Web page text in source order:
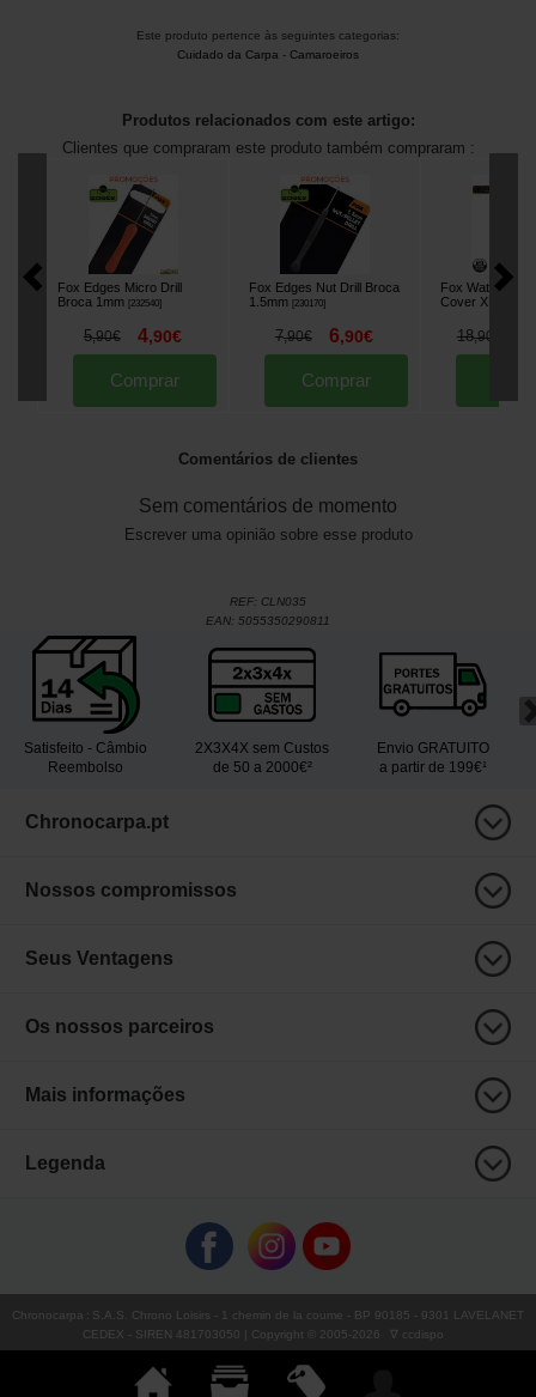
Este produto pertence às seguintes categorias:
Cuidado da Carpa - Camaroeiros
Produtos relacionados com este artigo:
Clientes que compraram este produto também compraram :
Fox Edges Micro Drill
Broca 1mm [232540]
5,90€ 4,90€
Comprar
Fox Edges Nut Drill Broca
1.5mm [230170]
7,90€ 6,90€
Comprar
Fox Waterproof
Cover XL
18,90
Comentários de clientes
Sem comentários de momento
Escrever uma opinião sobre esse produto
REF: CLN035
EAN: 5055350290811
Satisfeito - Câmbio
Reembolso
2X3X4X sem Custos
de 50 a 2000€²
Envio GRATUITO
a partir de 199€¹
Chronocarpa.pt
Nossos compromissos
Seus Ventagens
Os nossos parceiros
Mais informações
Legenda
Chronocarpa : S.A.S. Chrono Loisirs - 1 chemin de la coume - BP 90185 - 9301 LAVELANET
CEDEX - SIREN 481703050 | Copyright © 2005-2026 ∇ ccdispo